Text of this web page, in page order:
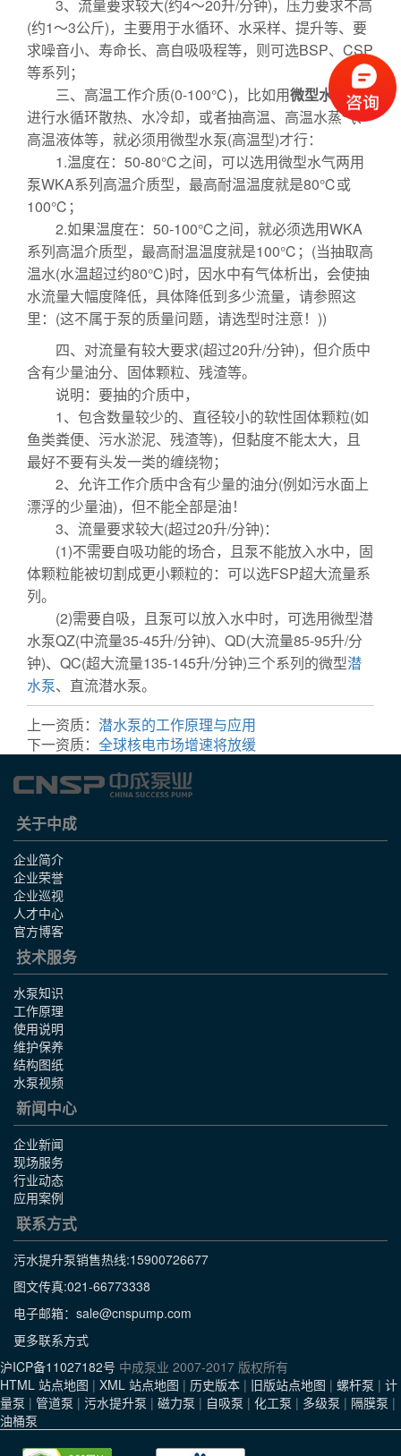
3、流量要求较大(约4～20升/分钟)，压力要求不高
(约1～3公斤)，主要用于水循环、水采样、提升等、要
求噪音小、寿命长、高自吸吸程等，则可选BSP、CSP
等系列；
三、高温工作介质(0-100℃)，比如用微型水泵来
进行水循环散热、水冷却，或者抽高温、高温水蒸气、
高温液体等，就必须用微型水泵(高温型)才行：
1.温度在：50-80℃之间，可以选用微型水气两用
泵WKA系列高温介质型，最高耐温温度就是80℃或
100℃；
2.如果温度在：50-100℃之间，就必须选用WKA
系列高温介质型，最高耐温温度就是100℃；(当抽取高
温水(水温超过约80℃)时，因水中有气体析出，会使抽
水流量大幅度降低，具体降低到多少流量，请参照这
里：(这不属于泵的质量问题，请选型时注意！))
四、对流量有较大要求(超过20升/分钟)，但介质中
含有少量油分、固体颗粒、残渣等。
说明：要抽的介质中，
1、包含数量较少的、直径较小的软性固体颗粒(如
鱼类粪便、污水淤泥、残渣等)，但黏度不能太大，且
最好不要有头发一类的缠绕物；
2、允许工作介质中含有少量的油分(例如污水面上
漂浮的少量油)，但不能全部是油！
3、流量要求较大(超过20升/分钟)：
(1)不需要自吸功能的场合，且泵不能放入水中，固
体颗粒能被切割成更小颗粒的：可以选FSP超大流量系
列。
(2)需要自吸，且泵可以放入水中时，可选用微型潜
水泵QZ(中流量35-45升/分钟)、QD(大流量85-95升/分
钟)、QC(超大流量135-145升/分钟)三个系列的微型潜
水泵、直流潜水泵。
上一资质： 潜水泵的工作原理与应用
下一资质： 全球核电市场增速将放缓
关于中成
企业简介
企业荣誉
企业巡视
人才中心
官方博客
技术服务
水泵知识
工作原理
使用说明
维护保养
结构图纸
水泵视频
新闻中心
企业新闻
现场服务
行业动态
应用案例
联系方式
污水提升泵销售热线:15900726677
图文传真:021-66773338
电子邮箱：sale@cnspump.com
更多联系方式
沪ICP备11027182号 中成泵业 2007-2017 版权所有
HTML 站点地图 | XML 站点地图 | 历史版本 | 旧版站点地图 | 螺杆泵 | 计
量泵 | 管道泵 | 污水提升泵 | 磁力泵 | 自吸泵 | 化工泵 | 多级泵 | 隔膜泵 |
油桶泵